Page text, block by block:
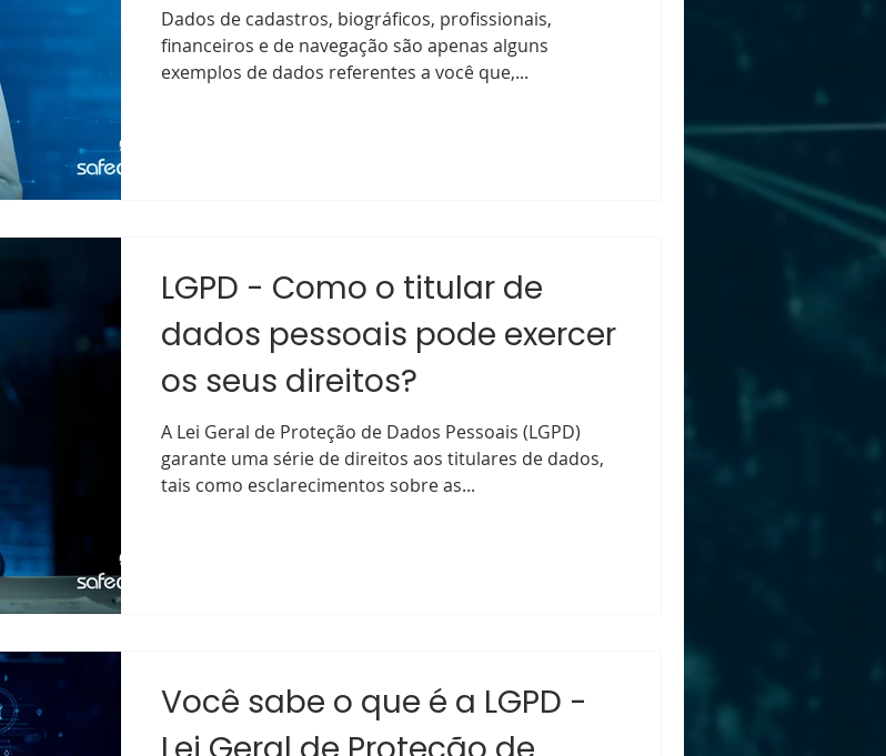
Dados de cadastros, biográficos, profissionais,
financeiros e de navegação são apenas alguns
exemplos de dados referentes a você que,...
LGPD - Como o titular de
dados pessoais pode exercer
os seus direitos?
A Lei Geral de Proteção de Dados Pessoais (LGPD)
garante uma série de direitos aos titulares de dados,
tais como esclarecimentos sobre as...
Você sabe o que é a LGPD -